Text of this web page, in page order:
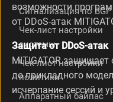
возможности
от DDoS-атак
Защита от DDoS-атак
MITIGATOR защищает
до прикладного
исчерпание сессий и
Сигнализация по BGP
Чек-лист настройки
системы
Чек-лист настройки
политики
Аппаратный байпас